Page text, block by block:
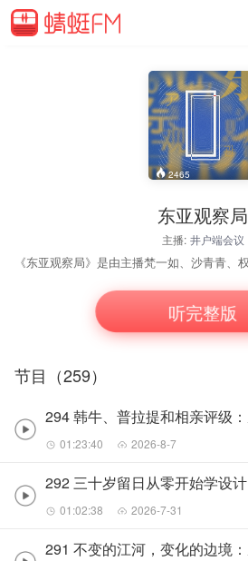
2465
东亚观察局
主播: 井户端会议
听完整版
节目（259）
01:23:40 2026-8-7
01:02:38 2026-7-31